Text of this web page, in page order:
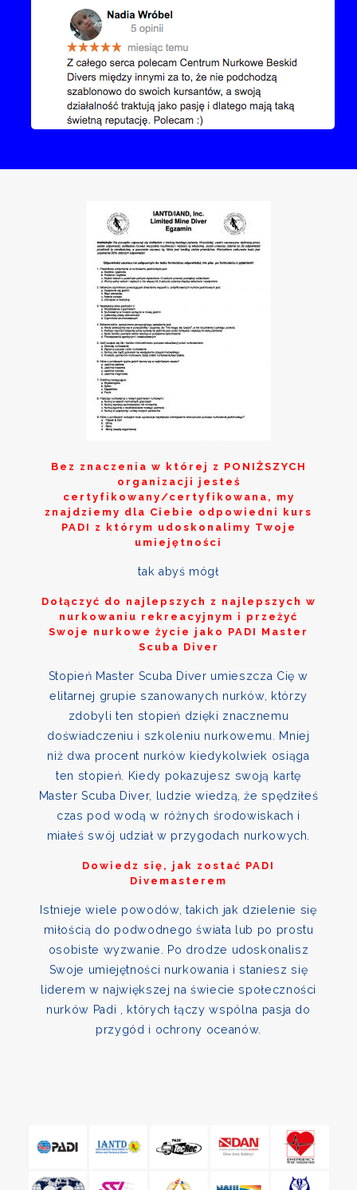
Bez znaczenia w której z PONIŻSZYCH
organizacji jesteś
certyfikowany/certyfikowana, my
znajdziemy dla Ciebie odpowiedni kurs
PADI z którym udoskonalimy Twoje
umiejętności
tak abyś mógł
Dołączyć do najlepszych z najlepszych w
nurkowaniu rekreacyjnym i przeżyć
Swoje nurkowe życie jako PADI Master
Scuba Diver
Stopień Master Scuba Diver umieszcza Cię w
elitarnej grupie szanowanych nurków, którzy
zdobyli ten stopień dzięki znacznemu
doświadczeniu i szkoleniu nurkowemu. Mniej
niż dwa procent nurków kiedykolwiek osiąga
ten stopień. Kiedy pokazujesz swoją kartę
Master Scuba Diver, ludzie wiedzą, że spędziłeś
czas pod wodą w różnych środowiskach i
miałeś swój udział w przygodach nurkowych.
Dowiedz się, jak zostać PADI
Divemasterem
Istnieje wiele powodów, takich jak dzielenie się
miłością do podwodnego świata lub po prostu
osobiste wyzwanie. Po drodze udoskonalisz
Swoje umiejętności nurkowania i staniesz się
liderem w największej na świecie społeczności
nurków Padi , których łączy wspólna pasja do
przygód i ochrony oceanów.